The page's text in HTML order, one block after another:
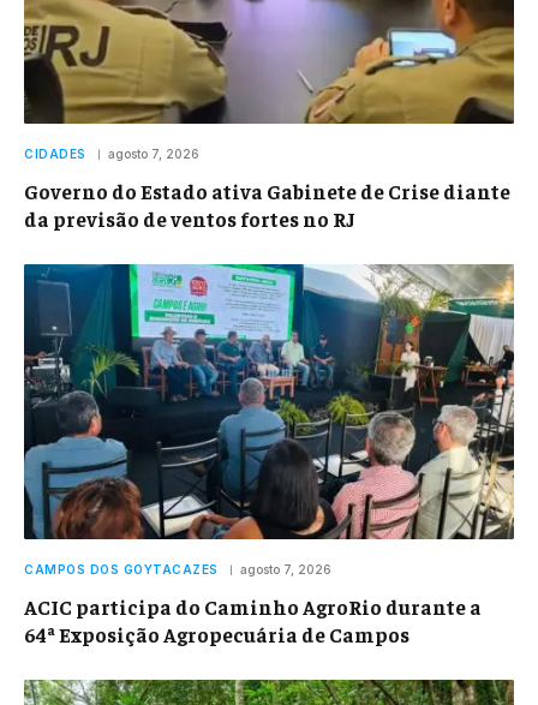
CIDADES agosto 7, 2026
Governo do Estado ativa Gabinete de Crise diante
da previsão de ventos fortes no RJ
CAMPOS DOS GOYTACAZES agosto 7, 2026
ACIC participa do Caminho AgroRio durante a
64ª Exposição Agropecuária de Campos